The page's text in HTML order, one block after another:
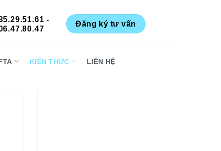
-
Đăng ký tư vấn
KIẾN THỨC LIÊN HỆ